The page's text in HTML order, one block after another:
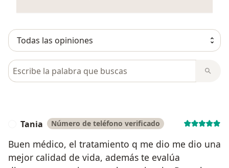
Busca en opiniones
Tania Número de teléfono verificado
Buen médico, el tratamiento q me dio me dio una
mejor calidad de vida, además te evalúa